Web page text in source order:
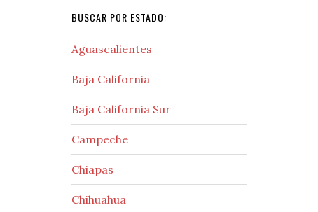
BUSCAR POR ESTADO:
Aguascalientes
Baja California
Baja California Sur
Campeche
Chiapas
Chihuahua